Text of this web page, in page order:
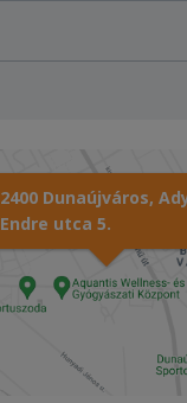
2400 Dunaújváros,
Endre utca 5.